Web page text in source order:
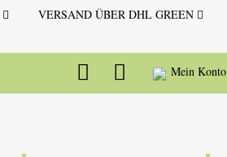
VERSAND ÜBER DHL GREEN
Mein Konto